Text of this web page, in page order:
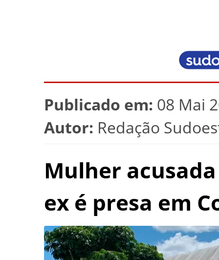
Publicado em: 08 Mai
Autor: Redação
Mulher
ex é presa em